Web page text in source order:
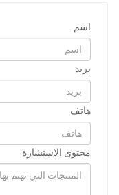
اسم
بريد
هاتف
محتوى الاستشارة